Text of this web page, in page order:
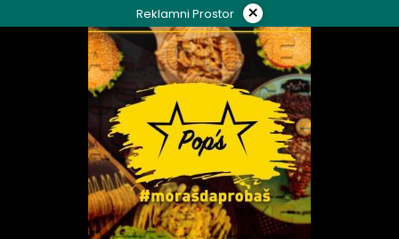
to
Reklamni Prostor ×